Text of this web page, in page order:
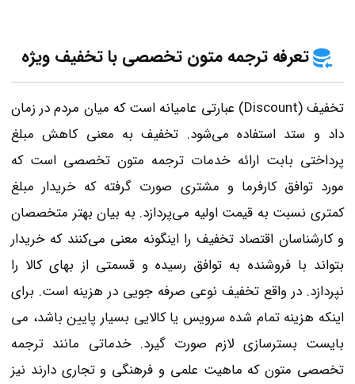
تعرفه ترجمه متون تخصصی با تخفیف ویژه
تخفیف (Discount) عبارتی عامیانه است که میان مردم در زمان
داد و ستد استفاده می‌شود. تخفیف به معنی کاهش مبلغ
پرداختی بابت ارائه خدمات ترجمه متون تخصصی است که
مورد توافق کارفرما و مشتری صورت گرفته که خریدار مبلغ
کمتری نسبت به قیمت اولیه می‌پردازد. به بیان بهتر متخصصان
و کارشناسان اقتصاد تخفیف را اینگونه معنی می‌کنند که خریدار
بتواند با فروشنده به توافق رسیده و قسمتی از بهای کالا را
نپردازد. در واقع تخفیف نوعی صرفه ‌جویی در هزینه است. برای
اینکه هزینه تمام شده سرویس یا کالایی بسیار پایین باشد، می
بایست بسترسازی لازم صورت گیرد. خدماتی مانند ترجمه
تخصصی متون که ماهیت علمی و فرهنگی و تجاری دارند نیز